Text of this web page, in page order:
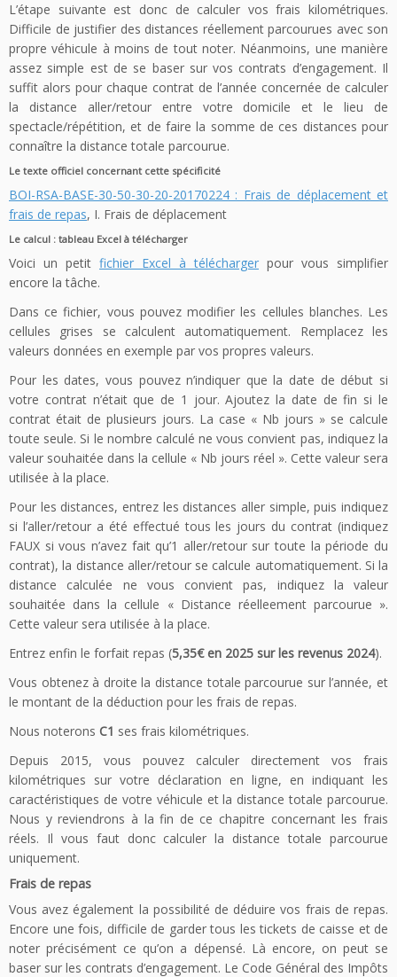
L’étape suivante est donc de calculer vos frais kilométriques.
Difficile de justifier des distances réellement parcourues avec son
propre véhicule à moins de tout noter. Néanmoins, une manière
assez simple est de se baser sur vos contrats d’engagement. Il
suffit alors pour chaque contrat de l’année concernée de calculer
la distance aller/retour entre votre domicile et le lieu de
spectacle/répétition, et de faire la somme de ces distances pour
connaître la distance totale parcourue.
Le texte officiel concernant cette spécificité
BOI-RSA-BASE-30-50-30-20-20170224 : Frais de déplacement et
frais de repas, I. Frais de déplacement
Le calcul : tableau Excel à télécharger
Voici un petit fichier Excel à télécharger pour vous simplifier
encore la tâche.
Dans ce fichier, vous pouvez modifier les cellules blanches. Les
cellules grises se calculent automatiquement. Remplacez les
valeurs données en exemple par vos propres valeurs.
Pour les dates, vous pouvez n’indiquer que la date de début si
votre contrat n’était que de 1 jour. Ajoutez la date de fin si le
contrat était de plusieurs jours. La case « Nb jours » se calcule
toute seule. Si le nombre calculé ne vous convient pas, indiquez la
valeur souhaitée dans la cellule « Nb jours réel ». Cette valeur sera
utilisée à la place.
Pour les distances, entrez les distances aller simple, puis indiquez
si l’aller/retour a été effectué tous les jours du contrat (indiquez
FAUX si vous n’avez fait qu’1 aller/retour sur toute la période du
contrat), la distance aller/retour se calcule automatiquement. Si la
distance calculée ne vous convient pas, indiquez la valeur
souhaitée dans la cellule « Distance réelleement parcourue ».
Cette valeur sera utilisée à la place.
Entrez enfin le forfait repas (5,35€ en 2025 sur les revenus 2024).
Vous obtenez à droite la distance totale parcourue sur l’année, et
le montant de la déduction pour les frais de repas.
Nous noterons C1 ses frais kilométriques.
Depuis 2015, vous pouvez calculer directement vos frais
kilométriques sur votre déclaration en ligne, en indiquant les
caractéristiques de votre véhicule et la distance totale parcourue.
Nous y reviendrons à la fin de ce chapitre concernant les frais
réels. Il vous faut donc calculer la distance totale parcourue
uniquement.
Frais de repas
Vous avez également la possibilité de déduire vos frais de repas.
Encore une fois, difficile de garder tous les tickets de caisse et de
noter précisément ce qu’on a dépensé. Là encore, on peut se
baser sur les contrats d’engagement. Le Code Général des Impôts